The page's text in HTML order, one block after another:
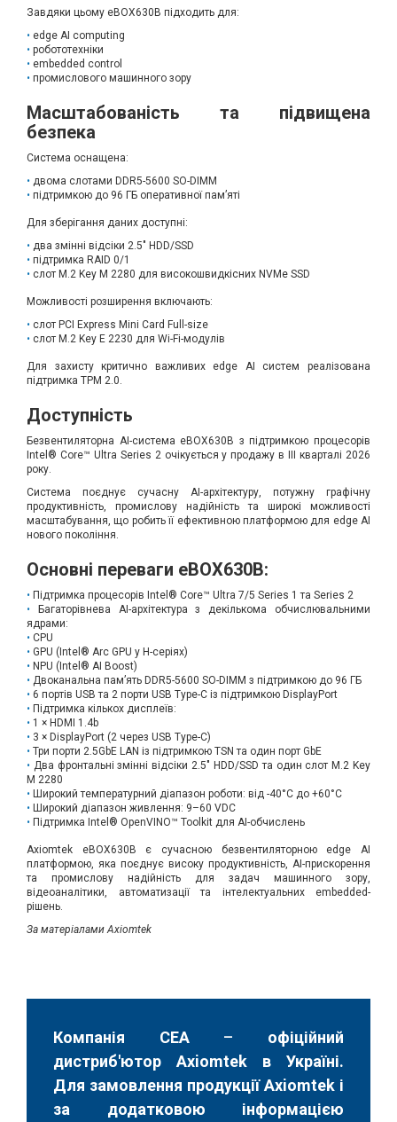
Завдяки цьому eBOX630B підходить для:
edge AI computing
робототехніки
embedded control
промислового машинного зору
Масштабованість та підвищена
безпека
Система оснащена:
двома слотами DDR5-5600 SO-DIMM
підтримкою до 96 ГБ оперативної пам’яті
Для зберігання даних доступні:
два змінні відсіки 2.5" HDD/SSD
підтримка RAID 0/1
слот M.2 Key M 2280 для високошвидкісних NVMe SSD
Можливості розширення включають:
слот PCI Express Mini Card Full-size
слот M.2 Key E 2230 для Wi-Fi-модулів
Для захисту критично важливих edge AI систем реалізована
підтримка TPM 2.0.
Доступність
Безвентиляторна AI-система eBOX630B з підтримкою процесорів
Intel® Core™ Ultra Series 2 очікується у продажу в III кварталі 2026
року.
Система поєднує сучасну AI-архітектуру, потужну графічну
продуктивність, промислову надійність та широкі можливості
масштабування, що робить її ефективною платформою для edge AI
нового покоління.
Основні переваги eBOX630B:
Підтримка процесорів Intel® Core™ Ultra 7/5 Series 1 та Series 2
Багаторівнева AI-архітектура з декількома обчислювальними
ядрами:
CPU
GPU (Intel® Arc GPU у H-серіях)
NPU (Intel® AI Boost)
Двоканальна пам’ять DDR5-5600 SO-DIMM з підтримкою до 96 ГБ
6 портів USB та 2 порти USB Type-C із підтримкою DisplayPort
Підтримка кількох дисплеїв:
1 × HDMI 1.4b
3 × DisplayPort (2 через USB Type-C)
Три порти 2.5GbE LAN із підтримкою TSN та один порт GbE
Два фронтальні змінні відсіки 2.5" HDD/SSD та один слот M.2 Key
M 2280
Широкий температурний діапазон роботи: від -40°C до +60°C
Широкий діапазон живлення: 9–60 VDC
Підтримка Intel® OpenVINO™ Toolkit для AI-обчислень
Axiomtek eBOX630B є сучасною безвентиляторною edge AI
платформою, яка поєднує високу продуктивність, AI-прискорення
та промислову надійність для задач машинного зору,
відеоаналітики, автоматизації та інтелектуальних embedded-
рішень.
За матеріалами Axiomtek
Компанія СЕА – офіційний
дистриб'ютор Axiomtek в Україні.
Для замовлення продукції Axiomtek і
за додатковою інформацією